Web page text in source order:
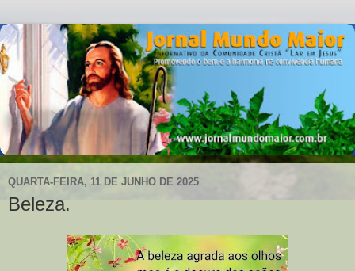
QUARTA-FEIRA, 11 DE JUNHO DE 2025
Beleza.